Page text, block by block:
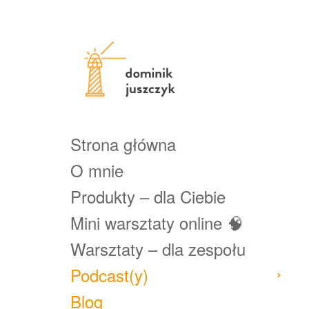
Strona główna
O mnie
Produkty – dla Ciebie
Mini warsztaty online 🧠
Warsztaty – dla zespołu
Podcast(y)
Blog